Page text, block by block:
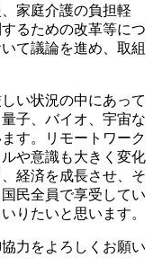
家庭介護の負担軽
るための改革等につ
て議論を進め、取組
い状況の中にあって
子、バイオ、宇宙な
す。リモートワーク
や意識も大きく変化
経済を成長させ、そ
民全員で享受してい
りたいと思います。
力をよろしくお願い